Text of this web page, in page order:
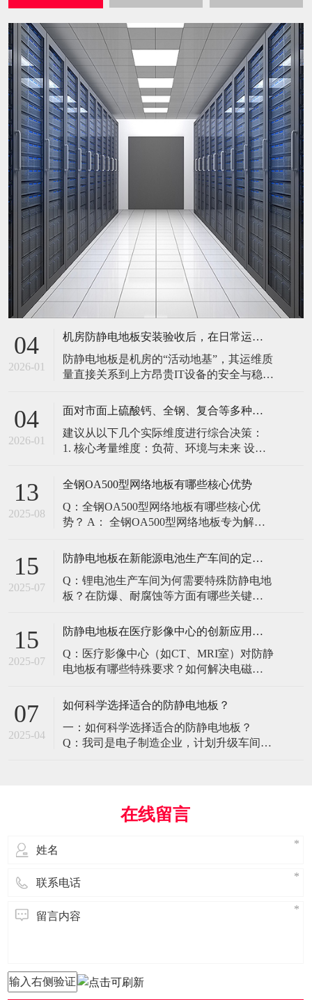
04
2026-01
机房防静电地板安装验收后，在日常运维中常常被忽视。请问，一套规范的、可操作的维护规程应包含哪些内容？有哪些“小问题”若不及时处理，会演变成“大故障”？
防静电地板是机房的“活动地基”，其运维质
量直接关系到上方昂贵IT设备的安全与稳
修，是保障其长期可靠的关键。 1. 建立分
由值班工程师执行）： 观： 巡检时观察地
面有无明显的水渍、油污或其它液体泼
04
2026-01
面对市面上硫酸钙、全钢、复合等多种类型的机房防静电地板，我们该如何科学选型？除了预算，更应该从哪些实际维度进行考量，以避免“过度配置”或“配置不足”？
建议从以下几个实际维度进行综合决策：
1. 核心考量维度：负荷、环境与未来 设备
您必须计算机房规划区域内最重设备的单
点载荷（通常指服务器机柜的支脚压
力）。 轻型机房（标准服务器/网络柜）：
单点载荷通常在1960N，主流的优质复合地
13
2025-08
全钢OA500型网络地板有哪些核心优势
Q：全钢OA500型网络地板有哪些核心优
势？ A： 全钢OA500型网络地板专为解决
以下核心优势： 高强度结构：采用优质冷
轧钢板拉伸焊接成型，表面磷化后静电喷
塑，防锈耐磨，承重性能优异。 便捷布
线：配套活动线槽板设计，可轻松掀起盖
15
2025-07
防静电地板在新能源电池生产车间的定制化解决方案
Q：锂电池生产车间为何需要特殊防静电地
板？在防爆、耐腐蚀等方面有哪些关键技
环境并存的特殊场景，需要全方位防护方
境要求 • 防爆等级：Ex IIB T4（ATEX认
证） • 静电泄放速度：<0.
15
2025-07
防静电地板在医疗影像中心的创新应用方案
Q：医疗影像中心（如CT、MRI室）对防静
电地板有哪些特殊要求？如何解决电磁干
环境特殊性对防静电地板提出了前所未有
疗影像环境的特殊需求 电磁兼容性要求 •
MRI室需完全无磁：磁化率<0.001（
07
2025-04
如何科学选择适合的防静电地板？
一：如何科学选择适合的防静电地板？
Q：我司是电子制造企业，计划升级车间地
用场景、技术指标及长期维护成本综合考
量。作为深耕行业多年的广东立品地板科
在线留言